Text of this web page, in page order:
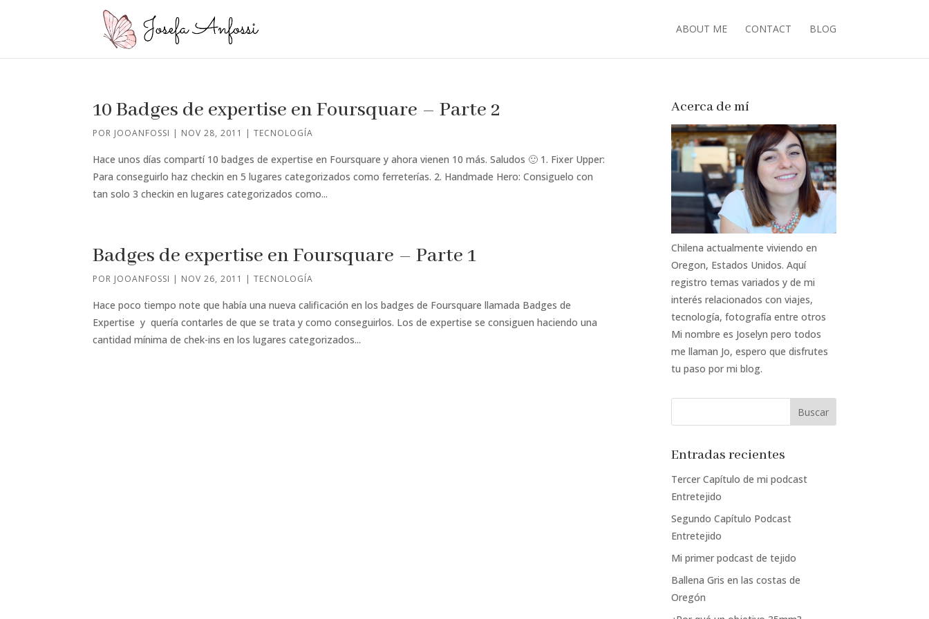
ABOUT ME CONTACT BLOG
10 Badges de expertise en Foursquare – Parte 2
POR JOOANFOSSI | NOV 28, 2011 |TECNOLOGÍA
Hace unos días compartí 10 badges de expertise en Foursquare y ahora vienen 10 más. Saludos 🙂 1. Fixer Upper:
Para conseguirlo haz checkin en 5 lugares categorizados como ferreterías. 2. Handmade Hero: Consiguelo con
tan solo 3 checkin en lugares categorizados como...
Badges de expertise en Foursquare – Parte 1
POR JOOANFOSSI | NOV 26, 2011 |TECNOLOGÍA
Hace poco tiempo note que había una nueva calificación en los badges de Foursquare llamada Badges de
Expertise y quería contarles de que se trata y como conseguirlos. Los de expertise se consiguen haciendo una
cantidad mínima de chek-ins en los lugares categorizados...
Acerca de mí
Chilena actualmente viviendo en
Oregon, Estados Unidos. Aquí
registro temas variados y de mi
interés relacionados con viajes,
tecnología, fotografía entre otros
Mi nombre es Joselyn pero todos
me llaman Jo, espero que disfrutes
tu paso por mi blog.
Entradas recientes
Tercer Capítulo de mi podcast
Entretejido
Segundo Capítulo Podcast
Entretejido
Mi primer podcast de tejido
Ballena Gris en las costas de
Oregón